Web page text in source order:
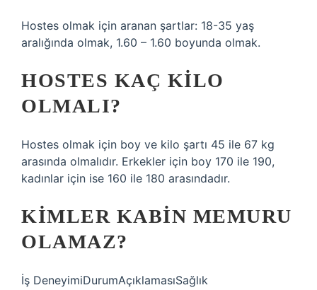
Hostes olmak için aranan şartlar: 18-35 yaş
aralığında olmak, 1.60 – 1.60 boyunda olmak.
HOSTES KAÇ KILO
OLMALI?
Hostes olmak için boy ve kilo şartı 45 ile 67 kg
arasında olmalıdır. Erkekler için boy 170 ile 190,
kadınlar için ise 160 ile 180 arasındadır.
KIMLER KABIN MEMURU
OLAMAZ?
İş DeneyimiDurumAçıklamasıSağlık